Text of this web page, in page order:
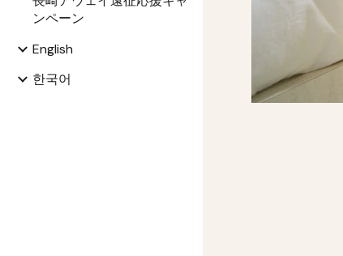
ンペーン
English
한국어